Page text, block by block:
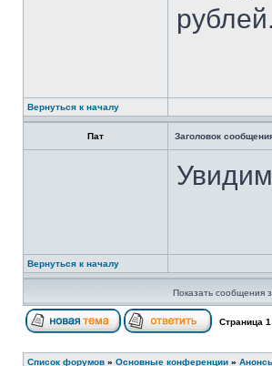
рублей.
Вернуться к началу
Пат Заголовок
Вернуться к началу
Показать сообщения
Страница 1
Список форумов » Основные конференции »